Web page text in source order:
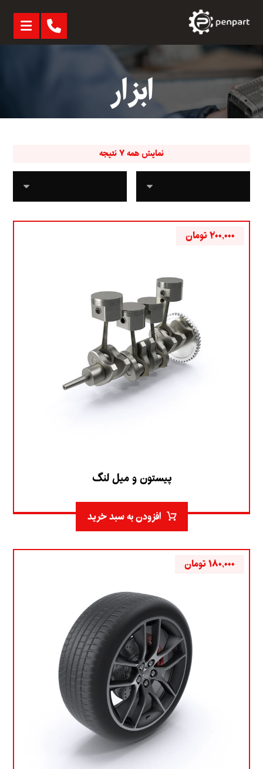
ابزار
نمایش همه ۷ نتیجه
پیستون و میل لنگ
۲۰۰,۰۰۰تومان
افزودن به سبد خرید
۱۸۰,۰۰۰تومان